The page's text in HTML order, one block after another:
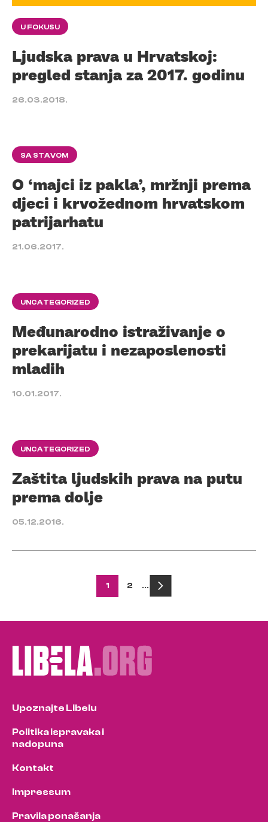
U FOKUSU
Ljudska prava u Hrvatskoj:
pregled stanja za 2017. godinu
26.03.2018.
SA STAVOM
O ‘majci iz pakla’, mržnji prema
djeci i krvožednom hrvatskom
patrijarhatu
21.06.2017.
UNCATEGORIZED
Međunarodno istraživanje o
prekarijatu i nezaposlenosti
mladih
10.01.2017.
UNCATEGORIZED
Zaštita ljudskih prava na putu
prema dolje
05.12.2016.
pagination
1 2 …
Upoznajte Libelu
Politika ispravaka i
nadopuna
Kontakt
Impressum
Pravila ponašanja